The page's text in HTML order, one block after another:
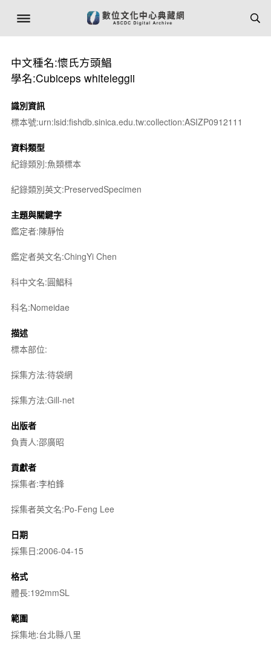
中文種名:懷氏方頭鯧
學名:Cubiceps whiteleggii
識別資訊
標本號:urn:lsid:fishdb.sinica.edu.tw:collection:ASIZP0912111
資料類型
紀錄類別:魚類標本
紀錄類別英文:PreservedSpecimen
主題與關鍵字
鑑定者:陳靜怡
鑑定者英文名:ChingYi Chen
科中文名:圓鯧科
科名:Nomeidae
描述
標本部位:
採集方法:待袋網
採集方法:Gill-net
出版者
負責人:邵廣昭
貢獻者
採集者:李柏鋒
採集者英文名:Po-Feng Lee
日期
採集日:2006-04-15
格式
體長:192mmSL
範圍
採集地:台北縣八里